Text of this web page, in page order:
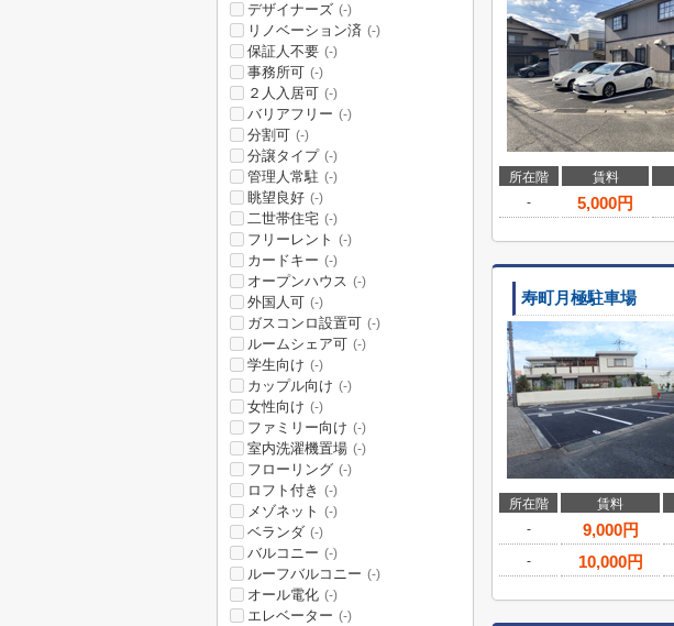
所在階 賃料
-
5,000円
寿町月極駐車場
所在階 賃料
-
9,000円
-
10,000円
デザイナーズ (-)
リノベーション済 (-)
保証人不要 (-)
事務所可 (-)
２人入居可 (-)
バリアフリー (-)
分割可 (-)
分譲タイプ (-)
管理人常駐 (-)
眺望良好 (-)
二世帯住宅 (-)
フリーレント (-)
カードキー (-)
オープンハウス (-)
外国人可 (-)
ガスコンロ設置可 (-)
ルームシェア可 (-)
学生向け (-)
カップル向け (-)
女性向け (-)
ファミリー向け (-)
室内洗濯機置場 (-)
フローリング (-)
ロフト付き (-)
メゾネット (-)
ベランダ (-)
バルコニー (-)
ルーフバルコニー (-)
オール電化 (-)
エレベーター (-)